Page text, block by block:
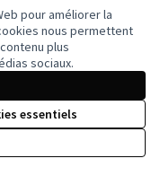
pour améliorer la
nous permettent
plus
sociaux.
essentiels
Licence
(Lien